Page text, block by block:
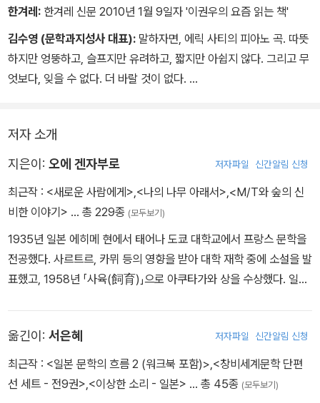
고립되어 있는 자기 혼자만의 수혈을 절망적으로
깊숙이 파들어 가는 것에 불과해,
같은 암흑 속 동굴에서 고통스레 땀을 흘리지만
나의 체험으로부터는 인간적인 의미의 단 한 조각도
나의 톰 소여는 끝없이 깊은 수혈 밑바닥에서
미쳐 버릴지도몰라.˝
한겨레: 한겨레 신문 2010년 1월 9일자 '이권우의 요즘 읽는 책'
김수영 (문학과지성사 대표): 말하자면, 에릭 사티의 피아노 곡. 따뜻
하지만 엉뚱하고, 슬프지만 유려하고, 짧지만 아쉽지 않다. 그리고 무
엇보다, 잊을 수 없다. 더 바랄 것이 없다.
저자 소개
지은이: 오에 겐자부로 저자파일 신간알림 신청
최근작 : <새로운 사람에게>,<나의 나무 아래서>,<M/T와 숲의 신
비한 이야기> … 총 229종 (모두보기)
1935년 일본 에히메 현에서 태어나 도쿄 대학교에서 프랑스 문학을
전공했다. 사르트르, 카뮈 등의 영향을 받아 대학 재학 중에 소설을 발
표했고, 1958년 「사육(飼育)」으로 아쿠타가와 상을 수상했다. 일본
심적인 지식인으로서 반전 평화 운동에 힘썼다. 지적 장애를 가진 아
들의 교육 과정을 배경으로 쓴 『나의 나무 아래서』는 자신의 유소년
기를 추억하면서 “어떻게 살아갈 것인가”, “어떤 어른이 될 것인가”를
옮긴이: 서은혜 저자파일 신간알림 신청
최근작 : <일본 문학의 흐름 2 (워크북 포함)>,<창비세계문학 단편
선 세트 - 전9권>,<이상한 소리 - 일본> … 총 45종 (모두보기)